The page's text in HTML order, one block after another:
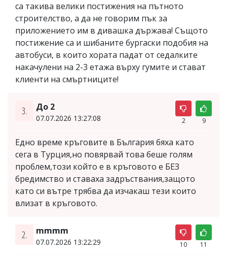
са такива велики постижения на пътното
строителство, а да не говорим пък за
приложението им в дивашка държава! Същото
постижение са и шибаните бургаски подобия на
автобуси, в които хората падат от седалките
накачулени на 2-3 етажа върху гумите и стават
клиенти на смъртниците!
3. До 2
07.07.2026 13:27:08 2 9
Едно време кръговите в България бяха като
сега в Турция,но повярвай това беше голям
проблем,този който е в кръговото е БЕЗ
бредимство и ставаха задръствания,защото
като си вътре трябва да изчакаш тези които
влизат в кръговото.
2. mmmm
07.07.2026 13:22:29 10 11